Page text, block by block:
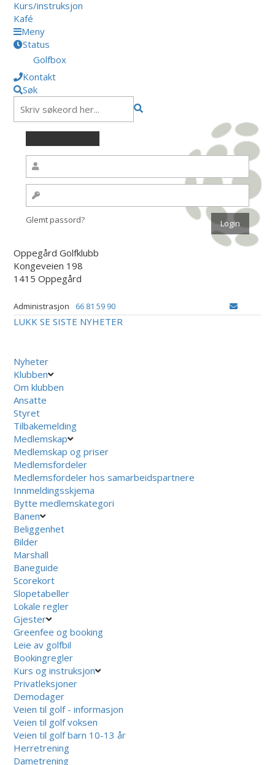
Kurs/instruksjon
Kafé
Meny
Status
Golfbox
Kontakt
Søk
Glemt passord?
Oppegård Golfklubb
Kongeveien 198
1415 Oppegård
Administrasjon 66 81 59 90
LUKK SE SISTE NYHETER
Nyheter
Klubben
Om klubben
Ansatte
Styret
Tilbakemelding
Medlemskap
Medlemskap og priser
Medlemsfordeler
Medlemsfordeler hos samarbeidspartnere
Innmeldingsskjema
Bytte medlemskategori
Banen
Beliggenhet
Bilder
Marshall
Baneguide
Scorekort
Slopetabeller
Lokale regler
Gjester
Greenfee og booking
Leie av golfbil
Bookingregler
Kurs og instruksjon
Privatleksjoner
Demodager
Veien til golf - informasjon
Veien til golf voksen
Veien til golf barn 10-13 år
Herretrening
Dametrening